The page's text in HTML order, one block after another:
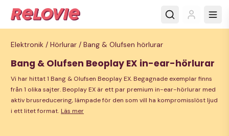
Elektronik / Hörlurar / Bang & Olufsen hörlurar
Bang & Olufsen Beoplay EX in-ear-hörlurar
Vi har hittat 1 Bang & Olufsen Beoplay EX. Begagnade exemplar finns
från 1 olika sajter. Beoplay EX är ett par premium in-ear-hörlurar med
aktiv brusreducering, lämpade för den som vill ha kompromisslöst ljud
i ett litet format. Läs mer